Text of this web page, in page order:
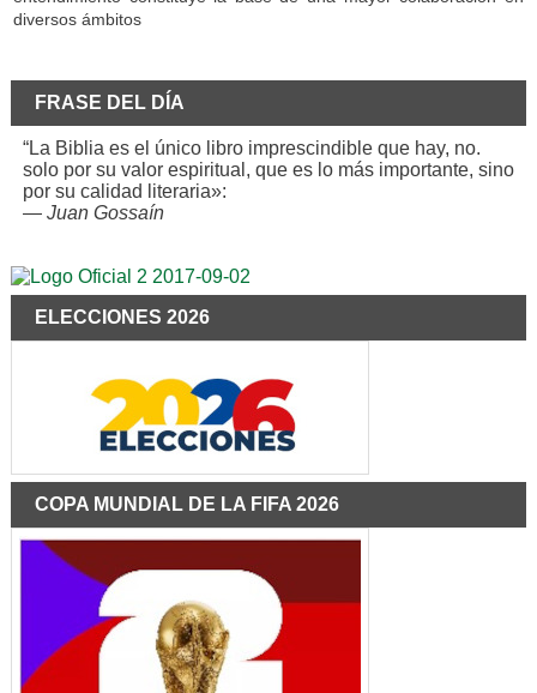
diversos ámbitos
FRASE DEL DÍA
“La Biblia es el único libro imprescindible que hay, no.
solo por su valor espiritual, que es lo más importante, sino
por su calidad literaria»:
— Juan Gossaín
ELECCIONES 2026
COPA MUNDIAL DE LA FIFA 2026